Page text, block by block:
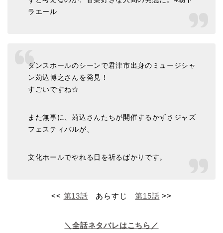
ラエール
ダンスホールのシーンで君津市出身のミュージシャ
ン苅込博之さんを発見！
すごいですね☆
また無事に、苅込さんたちが開催するかずさジャズ
フェスティバルが、
文化ホールでやれる日を祈るばかりです。
<< 第13話 あらすじ第15話 >>
＼全話ネタバレはこちら／